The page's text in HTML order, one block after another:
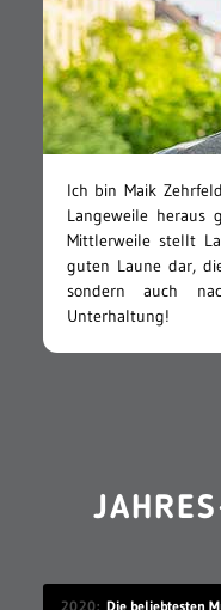
Ich bin Maik
Langeweile heraus
Mittlerweile stellt
guten Laune dar,
sondern auch
Unterhaltung!
2020